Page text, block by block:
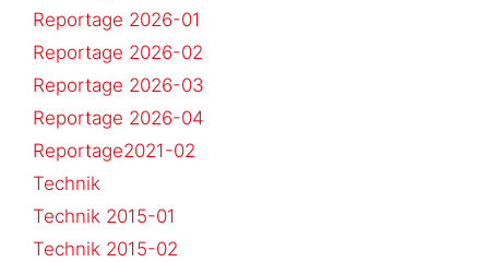
Reportage 2026-01
Reportage 2026-02
Reportage 2026-03
Reportage 2026-04
Reportage2021-02
Technik
Technik 2015-01
Technik 2015-02